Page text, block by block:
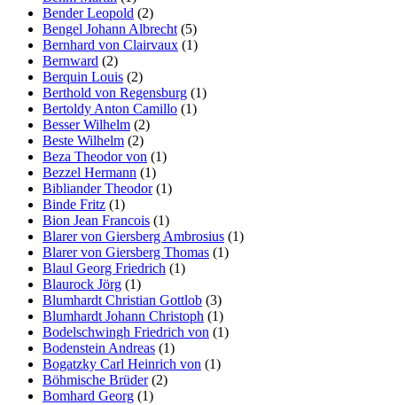
Bender Leopold (2)
Bengel Johann Albrecht (5)
Bernhard von Clairvaux (1)
Bernward (2)
Berquin Louis (2)
Berthold von Regensburg (1)
Bertoldy Anton Camillo (1)
Besser Wilhelm (2)
Beste Wilhelm (2)
Beza Theodor von (1)
Bezzel Hermann (1)
Bibliander Theodor(1)
Binde Fritz (1)
Bion Jean Francois (1)
Blarer von Giersberg Ambrosius (1)
Blarer von Giersberg Thomas (1)
Blaul Georg Friedrich (1)
Blaurock Jörg (1)
Blumhardt Christian Gottlob (3)
Blumhardt Johann Christoph (1)
Bodelschwingh Friedrich von (1)
Bodenstein Andreas (1)
Bogatzky Carl Heinrich von (1)
Böhmische Brüder(2)
Bomhard Georg (1)